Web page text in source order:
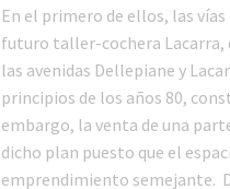
En el primero de ellos, las
futuro taller-cochera Lacarra,
las avenidas Dellepiane y
principios de los años 80,
embargo, la venta de una
dicho plan puesto que el
emprendimiento semejante.